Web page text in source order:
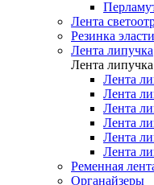
Лента
Резинка
Лента липучка
Лента липучка
Лента
Лента
Лента
Лента
Лента
Лента
Ременная
Органайзеры